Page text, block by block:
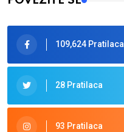
109,624 Pratilaca
28 Pratilaca
93 Pratilaca